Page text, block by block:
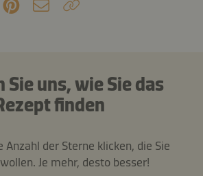
Sie uns, wie Sie das
finden
Anzahl der Sterne klicken, die Sie
Je mehr, desto besser!